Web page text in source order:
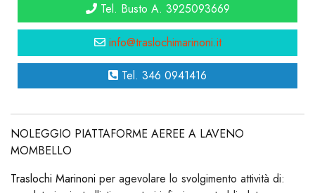
Tel. Busto A. 3925093669
info@traslochimarinoni.it
Tel. 346 0941416
NOLEGGIO PIATTAFORME AEREE A LAVENO
MOMBELLO
Traslochi Marinoni per agevolare lo svolgimento attività di: